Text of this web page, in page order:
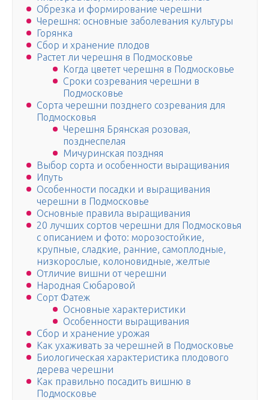
Обрезка и формирование черешни
Черешня: основные заболевания культуры
Горянка
Сбор и хранение плодов
Растет ли черешня в Подмосковье
Когда цветет черешня в Подмосковье
Сроки созревания черешни в
Подмосковье
Сорта черешни позднего созревания для
Подмосковья
Черешня Брянская розовая,
позднеспелая
Мичуринская поздняя
Выбор сорта и особенности выращивания
Ипуть
Особенности посадки и выращивания
черешни в Подмосковье
Основные правила выращивания
20 лучших сортов черешни для Подмосковья
с описанием и фото: морозостойкие,
крупные, сладкие, ранние, самоплодные,
низкорослые, колоновидные, желтые
Отличие вишни от черешни
Народная Сюбаровой
Сорт Фатеж
Основные характеристики
Особенности выращивания
Сбор и хранение урожая
Как ухаживать за черешней в Подмосковье
Биологическая характеристика плодового
дерева черешни
Как правильно посадить вишню в
Подмосковье